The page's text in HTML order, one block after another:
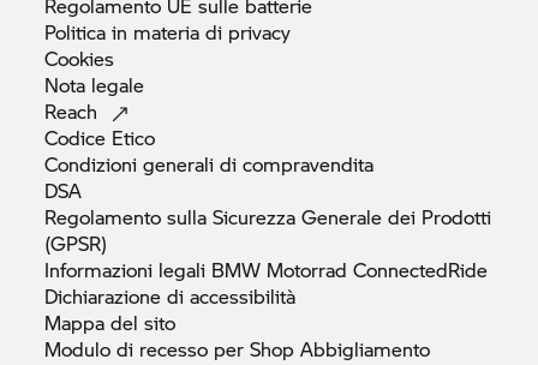
Regolamento UE sulle batterie
Politica in materia di privacy
Cookies
Nota legale
Reach
Codice Etico
Condizioni generali dicompravendita
DSA
Regolamento sulla Sicurezza Generale dei Prodotti
(GPSR)
Informazioni legali BMW Motorrad ConnectedRide
Dichiarazione diaccessibilità
Mappa delsito
Modulo di recesso per ShopAbbigliamento